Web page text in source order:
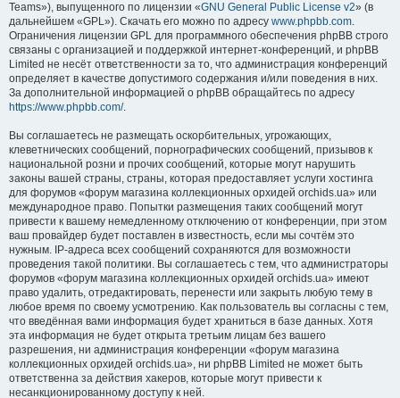
Teams»), выпущенного по лицензии «GNU General Public License v2» (в
дальнейшем «GPL»). Скачать его можно по адресу www.phpbb.com.
Ограничения лицензии GPL для программного обеспечения phpBB строго
связаны с организацией и поддержкой интернет-конференций, и phpBB
Limited не несёт ответственности за то, что администрация конференций
определяет в качестве допустимого содержания и/или поведения в них.
За дополнительной информацией о phpBB обращайтесь по адресу
https://www.phpbb.com/.
Вы соглашаетесь не размещать оскорбительных, угрожающих,
клеветнических сообщений, порнографических сообщений, призывов к
национальной розни и прочих сообщений, которые могут нарушить
законы вашей страны, страны, которая предоставляет услуги хостинга
для форумов «форум магазина коллекционных орхидей orchids.ua» или
международное право. Попытки размещения таких сообщений могут
привести к вашему немедленному отключению от конференции, при этом
ваш провайдер будет поставлен в известность, если мы сочтём это
нужным. IP-адреса всех сообщений сохраняются для возможности
проведения такой политики. Вы соглашаетесь с тем, что администраторы
форумов «форум магазина коллекционных орхидей orchids.ua» имеют
право удалить, отредактировать, перенести или закрыть любую тему в
любое время по своему усмотрению. Как пользователь вы согласны с тем,
что введённая вами информация будет храниться в базе данных. Хотя
эта информация не будет открыта третьим лицам без вашего
разрешения, ни администрация конференции «форум магазина
коллекционных орхидей orchids.ua», ни phpBB Limited не может быть
ответственна за действия хакеров, которые могут привести к
несанкционированному доступу к ней.